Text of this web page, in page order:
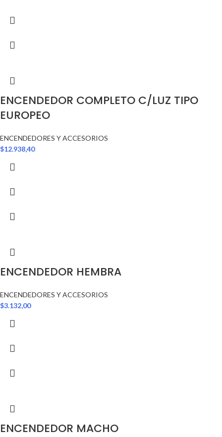
ENCENDEDOR COMPLETO C/LUZ TIPO
EUROPEO
ENCENDEDORES Y ACCESORIOS
$12.938,40
ENCENDEDOR HEMBRA
ENCENDEDORES Y ACCESORIOS
$3.132,00
ENCENDEDOR MACHO